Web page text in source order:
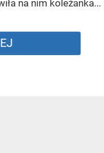
na nim koleżanka...